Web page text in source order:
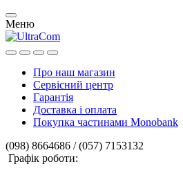
Меню
Про наш магазин
Сервісний центр
Гарантія
Доставка і оплата
Покупка частинами Monobank
(098) 8664686 / (057) 7153132
Графік роботи: